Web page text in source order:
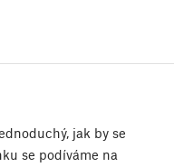
jak by se
se podíváme na